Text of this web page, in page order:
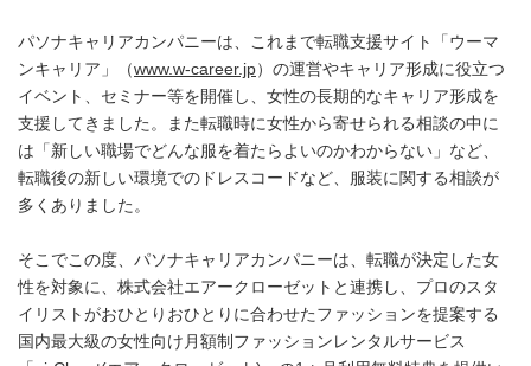
パソナキャリアカンパニーは、これまで転職支援サイト「ウーマ
ンキャリア」（www.w-career.jp）の運営やキャリア形成に役立つ
イベント、セミナー等を開催し、女性の長期的なキャリア形成を
支援してきました。また転職時に女性から寄せられる相談の中に
は「新しい職場でどんな服を着たらよいのかわからない」など、
転職後の新しい環境でのドレスコードなど、服装に関する相談が
多くありました。
そこでこの度、パソナキャリアカンパニーは、転職が決定した女
性を対象に、株式会社エアークローゼットと連携し、プロのスタ
イリストがおひとりおひとりに合わせたファッションを提案する
国内最大級の女性向け月額制ファッションレンタルサービス